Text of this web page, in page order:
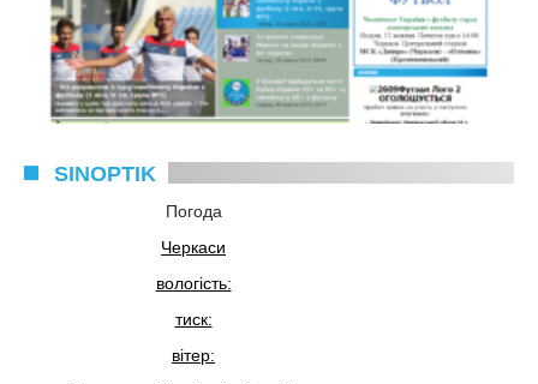
SINOPTIK
Погода
Черкаси
вологість:
тиск:
вітер: